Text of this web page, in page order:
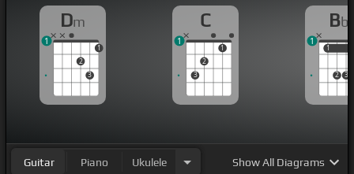
Dm
2
3
1
1
C
3
2
1
1
Bb
1
2 3
1
1
Guitar Piano Ukulele ShowAll Diagrams